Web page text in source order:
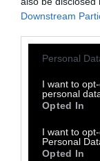
Downstream
Personal
I want to
personal
Opted In
I want to
Personal
Opted In